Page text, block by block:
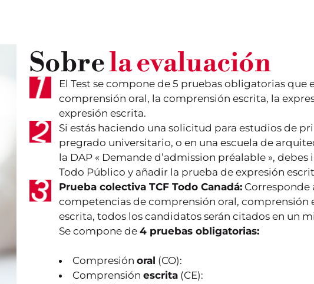
Sobrela evaluación
El Test se compone de 5 pruebas obligatorias que
comprensión oral, la comprensión escrita, la
expresión escrita.
Si estás haciendo una solicitud para estudios de
pregrado universitario, o en una escuela de
la DAP « Demande d’admission préalable », debes
Todo Público y añadir la prueba de expresión
Prueba colectiva TCF Todo Canadá:Corresponde
competencias de comprensión oral, comprensión
escrita, todos los candidatos serán citados en un
Se compone de 4 pruebas obligatorias:
Compresión oral (CO):
Comprensión escrita(CE):